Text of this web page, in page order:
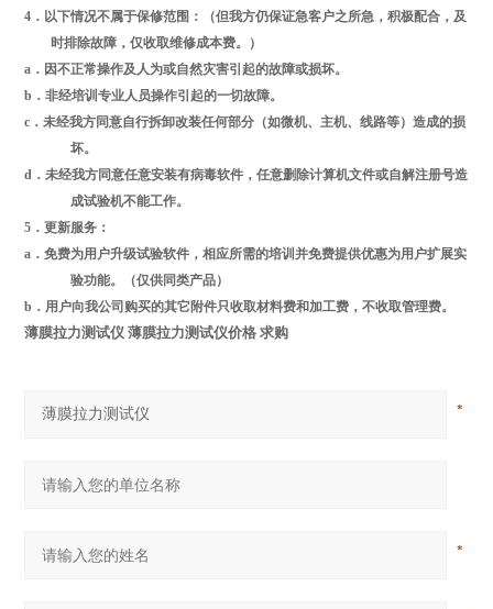
4 ．以下情况不属于保修范围：（但我方仍保证急客户之所急，积极配合，及
时排除故障，仅收取维修成本费。）
a ．因不正常操作及人为或自然灾害引起的故障或损坏。
b ．非经培训专业人员操作引起的一切故障。
c ．未经我方同意自行拆卸改装任何部分（如微机、主机、线路等）造成的损
坏。
d ．未经我方同意任意安装有病毒软件，任意删除计算机文件或自解注册号造
成试验机不能工作。
5 ．更新服务：
a ．免费为用户升级试验软件，相应所需的培训并免费提供优惠为用户扩展实
验功能。（仅供同类产品）
b ．用户向我公司购买的其它附件只收取材料费和加工费，不收取管理费。
薄膜拉力测试仪 薄膜拉力测试仪价格 求购